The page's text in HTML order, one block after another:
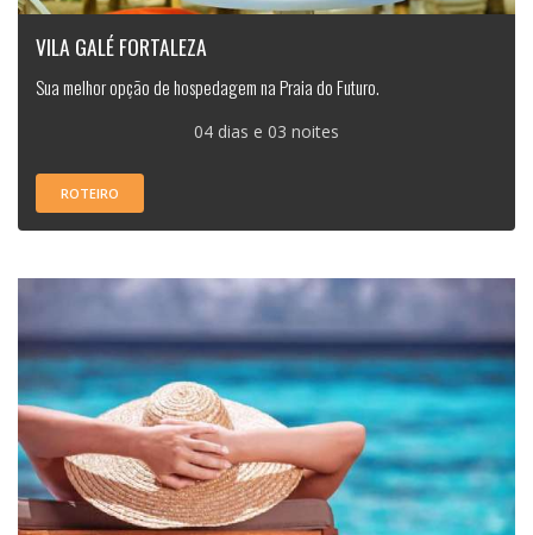
VILA GALÉ FORTALEZA
Sua melhor opção de hospedagem na Praia do Futuro.
04 dias e 03 noites
ROTEIRO